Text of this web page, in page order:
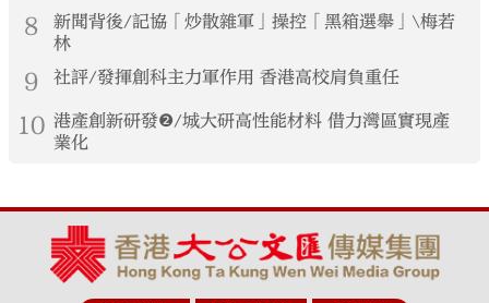
8
新聞背後/記協「炒散雜軍」操控「黑箱選舉」\梅若
林
9 社評/發揮創科主力軍作用 香港高校肩負重任
10 港產創新研發❷/城大研高性能材料 借力灣區實現產
業化